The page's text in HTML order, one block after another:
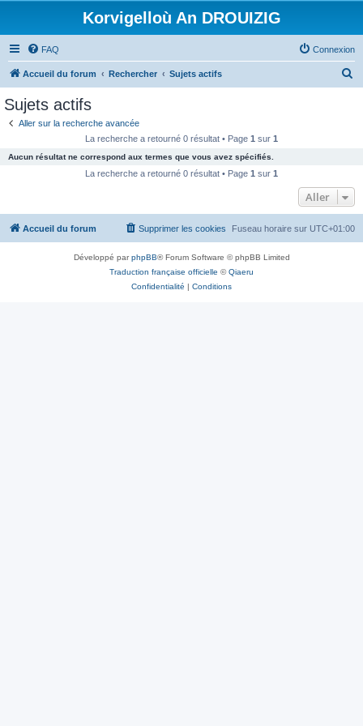
Korvigelloù An DROUIZIG
FAQ Connexion
Accueil du forum Rechercher Sujets actifs
c
e
Sujets actifs
Aller sur la recherche avancée
La recherche a retourné 0 résultat • Page 1 sur 1
Aucun résultat ne correspond aux termes que vous avez spécifiés.
La recherche a retourné 0 résultat • Page 1 sur 1
Aller
Accueil du forum Fuseau horaire sur UTC+01:00
Supprimer les cookies
Développé parphpBB® Forum Software © phpBB Limited
Traduction française officielle ©Qiaeru
Confidentialité | Conditions